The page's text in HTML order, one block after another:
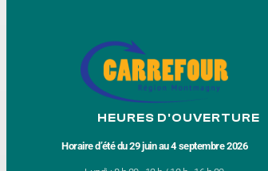
HEURES D'OUVERTURE
Horaire d’été du 29 juin au 4 septembre 2026